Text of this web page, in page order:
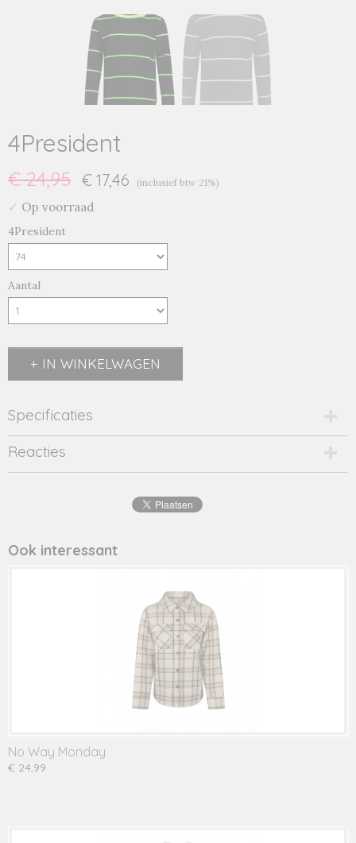
4President
€ 24,95 € 17,46 (inclusief btw 21%)
✓ Op voorraad
4President
Aantal
IN WINKELWAGEN
Specificaties
Productcode
2490-14218
Productcode leverancier
Reacties
Ook interessant
No Way Monday
€ 24,99